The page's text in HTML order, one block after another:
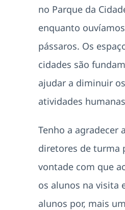
no Parque da
enquanto
pássaros. Os
cidades são
ajudar a diminuir
atividades
Tenho a agradecer
diretores de turma
vontade com que
os alunos na visita
alunos por, mais